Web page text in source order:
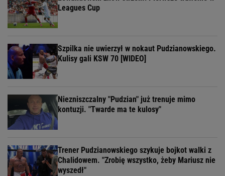
Leagues Cup
Szpilka nie uwierzył w nokaut Pudzianowskiego.
Kulisy gali KSW 70 [WIDEO]
Niezniszczalny "Pudzian" już trenuje mimo
kontuzji. "Twarde ma te kulosy"
Trener Pudzianowskiego szykuje bojkot walki z
Chalidowem. "Zrobię wszystko, żeby Mariusz nie
wyszedł"